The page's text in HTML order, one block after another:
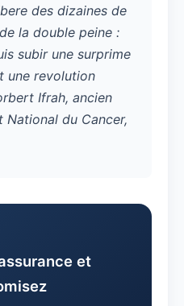
des dizaines de
la double peine :
subir une surprime
une revolution
Ifrah, ancien
du Cancer,
et